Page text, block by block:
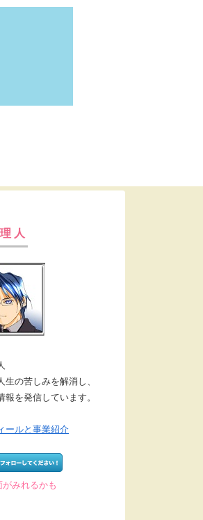
人
の苦しみを解消し、
を発信しています。
ルと事業紹介
みれるかも